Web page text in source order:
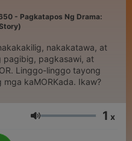
- Pagkatapos Ng Drama:
nakakatawa, at
pagibig, pagkasawi, at
Linggo-linggo tayong
kaMORKada. Ikaw?
Głośność 1 x